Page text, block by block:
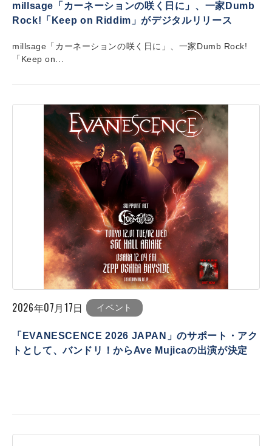
millsage「カーネーションの咲く日に」、一家Dumb
Rock!「Keep on Riddim」がデジタルリリース
millsage「カーネーションの咲く日に」、一家Dumb Rock!
「Keep on...
2026年07月17日 イベント
「EVANESCENCE 2026 JAPAN」のサポート・アク
トとして、バンドリ！からAve Mujicaの出演が決定